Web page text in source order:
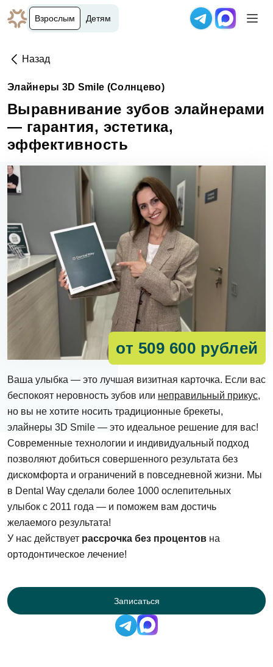
Взрослым Детям
Назад
Выравнивание зубов элайнерами
— гарантия, эстетика,
эффективность
Элайнеры 3D Smile (Солнцево)
от 509 600 рублей
Ваша улыбка — это лучшая визитная карточка. Если вас
беспокоят неровность зубов или неправильный прикус,
но вы не хотите носить традиционные брекеты,
элайнеры 3D Smile — это идеальное решение для вас!
Современные технологии и индивидуальный подход
позволяют добиться совершенного результата без
дискомфорта и ограничений в повседневной жизни. Мы
в Dental Way сделали более 1000 ослепительных
улыбок с 2011 года — и поможем вам достичь
желаемого результата!
У нас действует рассрочка без процентов на
ортодонтическое лечение!
Записаться